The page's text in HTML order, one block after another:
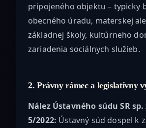
pripojeného objektu – typicky
obecného úradu, materskej
základnej školy, kultúrneho
zariadenia sociálnych služieb.
2. Právny rámec a legislatívny
Nález Ústavného súdu SR sp.
5/2022: Ústavný súd dospel k